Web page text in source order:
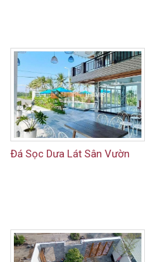
Đá Sọc Dưa Lát Sân Vườn